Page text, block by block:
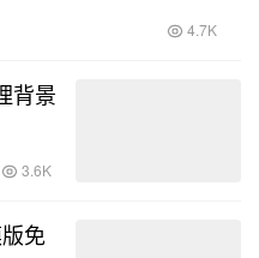
4.7K
背景
3.6K
免